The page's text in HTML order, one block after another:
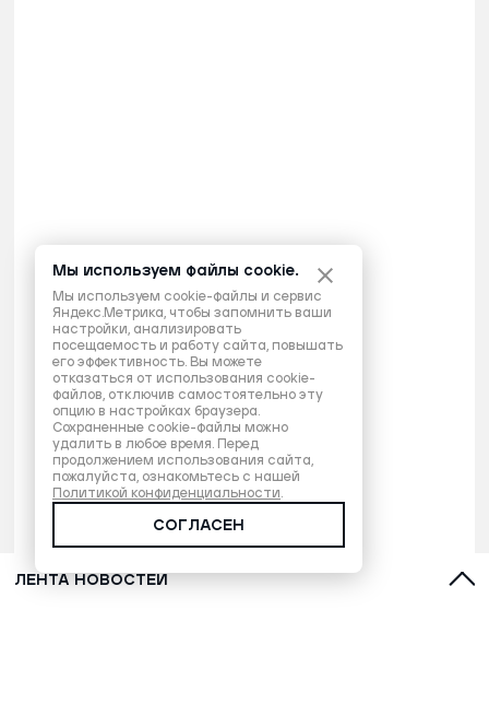
ЛЕНТА НОВОСТЕЙ
Мы используем файлы cookie.
Мы используем cookie-файлы и сервис
Яндекс.Метрика, чтобы запомнить ваши
настройки, анализировать
посещаемость и работу сайта, повышать
его эффективность. Вы можете
отказаться от использования cookie-
файлов, отключив самостоятельно эту
опцию в настройках браузера.
Сохраненные cookie-файлы можно
удалить в любое время. Перед
продолжением использования сайта,
пожалуйста, ознакомьтесь с нашей
Политикой конфиденциальности.
СОГЛАСЕН